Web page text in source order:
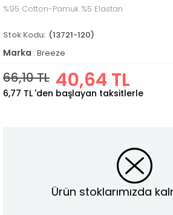
%95 Cotton-Pamuk %5 Elastan
(13721-120)
Marka : Breeze
66,10 TL 40,64 TL
6,77 TL 'den başlayan taksitlerle
Ürün stoklarımızda